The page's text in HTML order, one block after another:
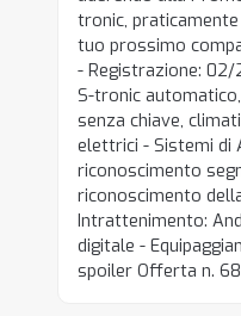
tronic,
tuo prossimo
- Registrazione: 02/
S-tronic
senza chiave,
elettrici - Sistemi di
riconoscimento
riconoscimento
Intrattenimento:
digitale -
spoiler Offerta n.